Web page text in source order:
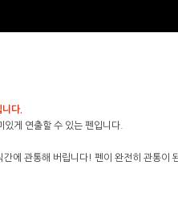
다.
게 연출할 수 있는 펜입니다.
에 관통해 버립니다! 펜이 완전히 관통이